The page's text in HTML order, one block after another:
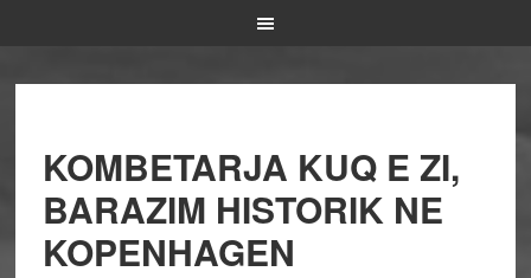
KOMBETARJA KUQ E ZI,
BARAZIM HISTORIK NE
KOPENHAGEN